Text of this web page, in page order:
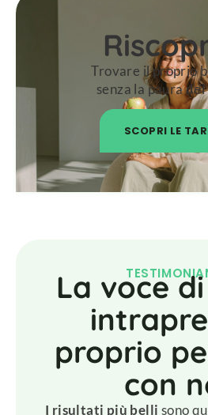
Trovare il proprio
senza la paura
SCOPRI LE
La voce
proprio
con
I risultati più belli sono